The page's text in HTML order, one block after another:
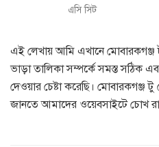
এসি সিট
এই লেখায় আমি এখানে মোবারকগঞ্জ
ভাড়া তালিকা সম্পর্কে সমস্ত সঠিক
দেওয়ার চেষ্টা করেছি।
জানতে আমাদের ওয়েবসাইটে চোখ